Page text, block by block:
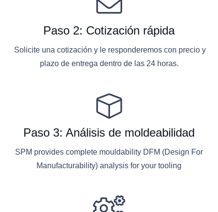
Paso 2: Cotización rápida
Solicite una cotización y le responderemos con precio y
plazo de entrega dentro de las 24 horas.
Paso 3: Análisis de moldeabilidad
SPM provides complete mouldability DFM (Design For
Manufacturability) analysis for your tooling